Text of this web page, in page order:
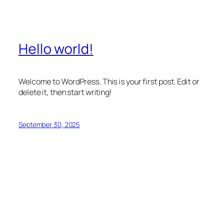
Hello world!
Welcome to WordPress. This is your first post. Edit or
delete it, then start writing!
September 30, 2025